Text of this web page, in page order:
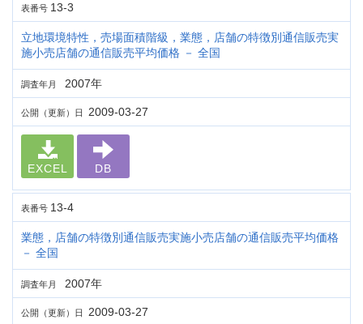
表番号 13-3
立地環境特性，売場面積階級，業態，店舗の特徴別通信販売実
施小売店舗の通信販売平均価格 － 全国
調査年月 2007年
公開（更新）日 2009-03-27
EXCEL DB
表番号 13-4
業態，店舗の特徴別通信販売実施小売店舗の通信販売平均価格
－ 全国
調査年月 2007年
公開（更新）日 2009-03-27